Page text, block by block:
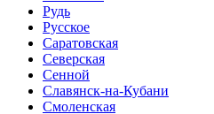
Рудь
Русское
Саратовская
Северская
Сенной
Славянск-на-Кубани
Смоленская